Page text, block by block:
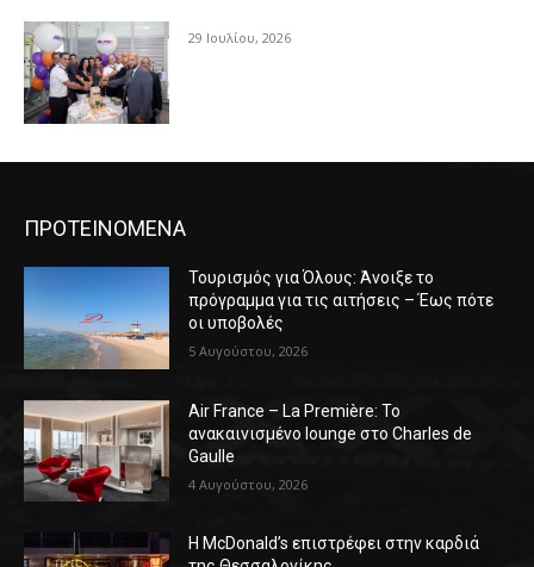
29 Ιουλίου, 2026
ΠΡΟΤΕΙΝΟΜΕΝΑ
Τουρισμός για Όλους: Άνοιξε το
πρόγραμμα για τις αιτήσεις – Έως πότε
οι υποβολές
5 Αυγούστου, 2026
Air France – La Première: Το
ανακαινισμένο lounge στο Charles de
Gaulle
4 Αυγούστου, 2026
Η McDonald’s επιστρέφει στην καρδιά